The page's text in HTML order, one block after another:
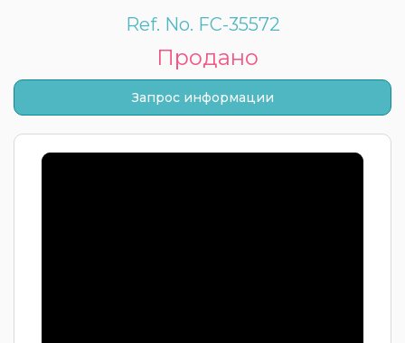
Ref. No. FC-35572
Продано
Запрос информации